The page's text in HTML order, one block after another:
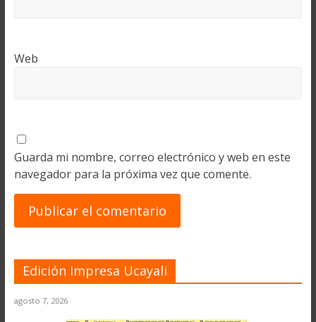
Web
Guarda mi nombre, correo electrónico y web en este
navegador para la próxima vez que comente.
Edición Impresa Ucayali
agosto 7, 2026